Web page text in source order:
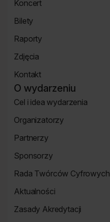
mówcy
Koncert
Bilety
Bilety
Raporty
Zdjęcia
Kontakt
Strona
Kontakt
O wydarzeniu
Cel i idea wydarzenia
o
Organizatorzy
Organizatorzy
Partnerzy
Partnerzy
Sponsorzy
Sponsorzy
Rada Twórców Cyfrowych
Twórców
Re_Mind
Aktualności
Zasady Akredytacji